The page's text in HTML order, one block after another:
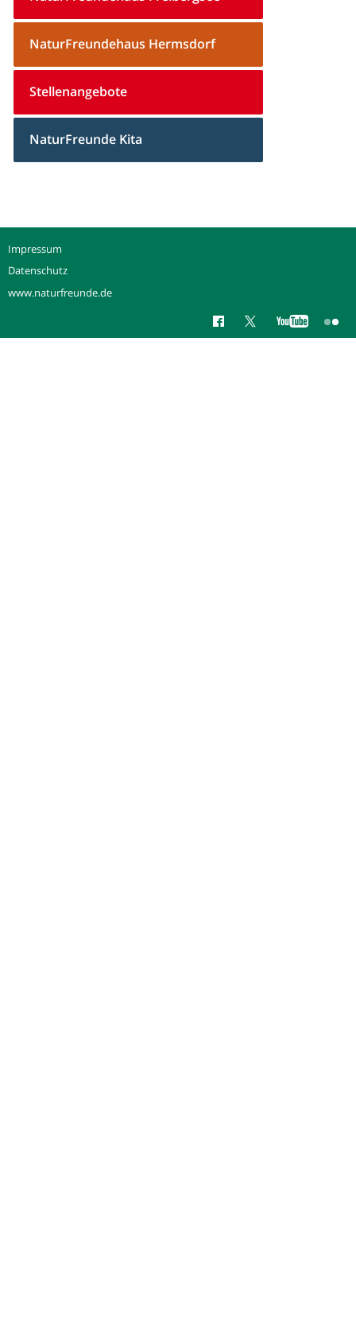
NaturFreundehaus Hermsdorf
Stellenangebote
NaturFreunde Kita
Impressum
Datenschutz
www.naturfreunde.de